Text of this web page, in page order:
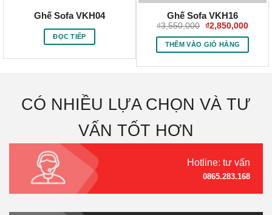
Ghế Sofa VKH04
ĐỌC TIẾP
Ghế Sofa VKH16
₫3,550,000 Giá
là:
₫3,550,000.
₫2,850,000Giá
tại
là:
THÊM VÀO GIỎ HÀNG
CÓ NHIỀU LỰA CHỌN VÀ TƯ
VẤN TỐT HƠN
Hotline: tư vấn
0865.283.168